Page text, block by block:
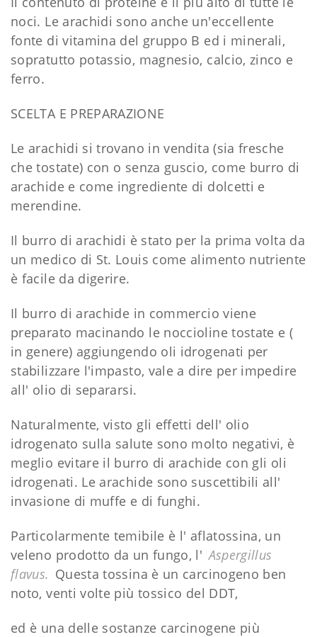
noci. Le arachidi sono anche un'eccellente
fonte di vitamina del gruppo B ed i minerali,
sopratutto potassio, magnesio, calcio, zinco e
ferro.
SCELTA E PREPARAZIONE
Le arachidi si trovano in vendita (sia fresche
che tostate) con o senza guscio, come burro di
arachide e come ingrediente di dolcetti e
merendine.
Il burro di arachidi è stato per la prima volta da
un medico di St. Louis come alimento nutriente
è facile da digerire.
Il burro di arachide in commercio viene
preparato macinando le noccioline tostate e (
in genere) aggiungendo oli idrogenati per
stabilizzare l'impasto, vale a dire per impedire
all' olio di separarsi.
Naturalmente, visto gli effetti dell' olio
idrogenato sulla salute sono molto negativi, è
meglio evitare il burro di arachide con gli oli
idrogenati. Le arachide sono suscettibili all'
invasione di muffe e di funghi.
Particolarmente temibile è l' aflatossina, un
veleno prodotto da un fungo, l' Aspergillus
flavus. Questa tossina è un carcinogeno ben
noto, venti volte più tossico del DDT,
ed è una delle sostanze carcinogene più